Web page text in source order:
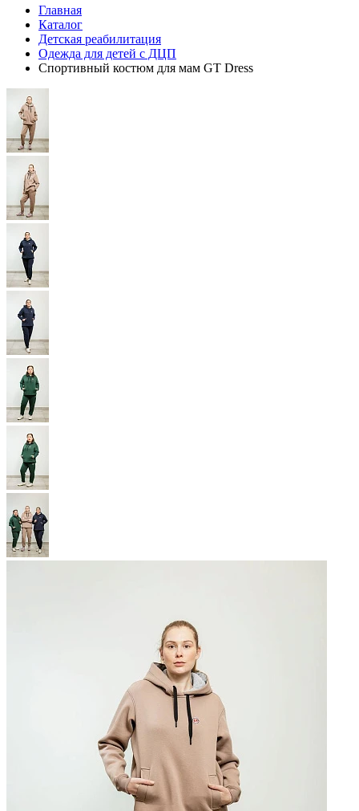
Главная
Каталог
Детская реабилитация
Одежда для детей с ДЦП
Спортивный костюм для мам GT Dress